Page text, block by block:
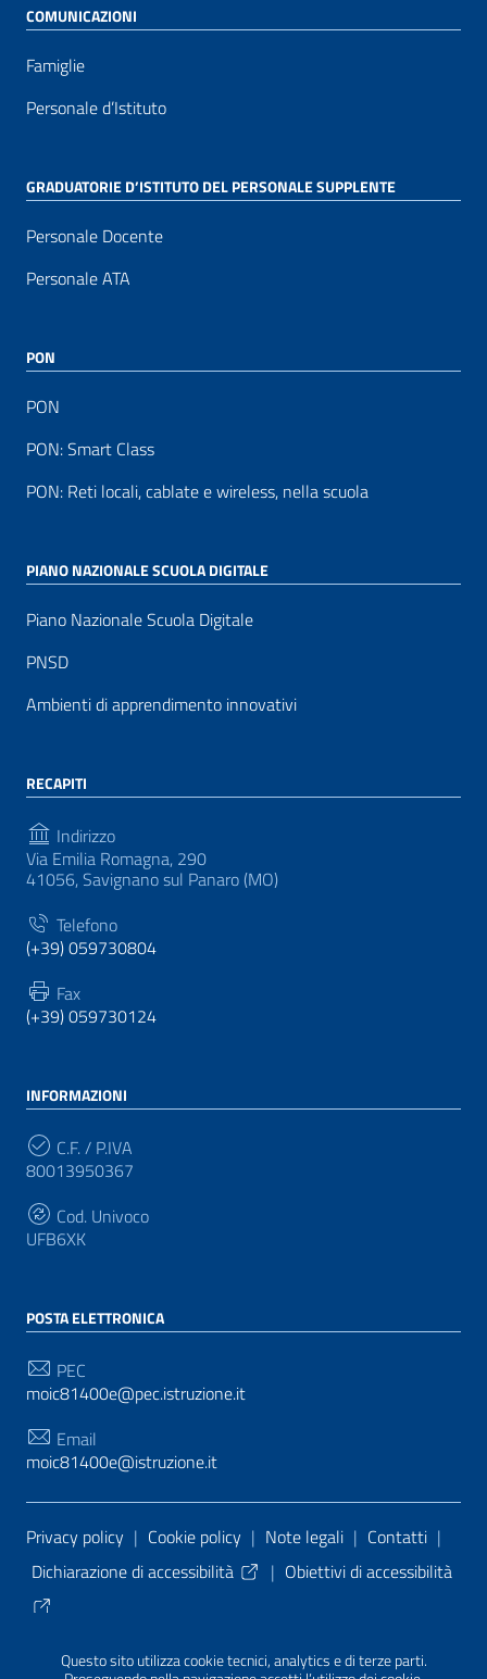
Questo sito utilizza cookie tecnici, analytics e di terze parti.
COMUNICAZIONI
Famiglie
Personale d’Istituto
GRADUATORIE D’ISTITUTO DEL PERSONALE SUPPLENTE
Personale Docente
Personale ATA
PON
PON
PON: Smart Class
PON: Reti locali, cablate e wireless, nella scuola
PIANO NAZIONALE SCUOLA DIGITALE
Piano Nazionale Scuola Digitale
PNSD
Ambienti di apprendimento innovativi
RECAPITI
Indirizzo
Via Emilia Romagna, 290
41056, Savignano sul Panaro (MO)
Telefono
(+39) 059730804
Fax
(+39) 059730124
INFORMAZIONI
C.F. / P.IVA
80013950367
Cod. Univoco
UFB6XK
POSTA ELETTRONICA
PEC
moic81400e@pec.istruzione.it
Email
moic81400e@istruzione.it
Sezione Link Utili
Privacy policy | Cookie policy | Note legali | Contatti |
Dichiarazione di accessibilità
| Obiettivi di accessibilità